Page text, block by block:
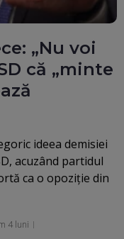
„Nu voi
că „minte
ideea demisiei
acuzând partidul
ca o opoziție din
4 luni